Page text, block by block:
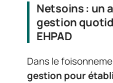
Netsoins : un
gestion
EHPAD
Dans le
gestion pour